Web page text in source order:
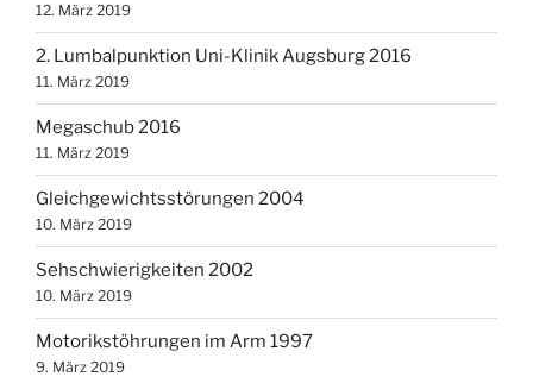
12. März 2019
2. Lumbalpunktion Uni-Klinik Augsburg 2016
11. März 2019
Megaschub 2016
11. März 2019
Gleichgewichtsstörungen 2004
10. März 2019
Sehschwierigkeiten 2002
10. März 2019
Motorikstöhrungen im Arm 1997
9. März 2019